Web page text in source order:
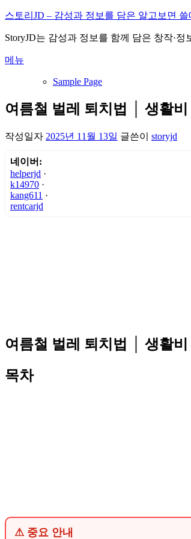
내
으
바
기
스토리JD – 감성과 정보를 담은 알고보면
StoryJD는 감성과 정보를 함께 담은 창작·
메뉴
Sample Page
여름철 벌레 퇴치법 │ 생활
작성일자 2025년 11월 13일 글쓴이 storyjd
네이버:
helperjd ·
k14970 ·
kang611 ·
rentcarjd
여름철 벌레 퇴치법 │ 생활
목차
⚠ 중요 안내